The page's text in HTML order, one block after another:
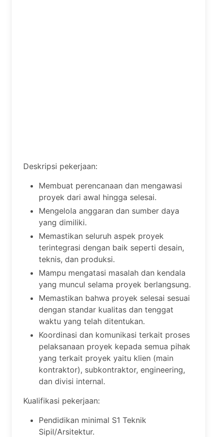
Deskripsi pekerjaan:
Membuat perencanaan dan mengawasi
proyek dari awal hingga selesai.
Mengelola anggaran dan sumber daya
yang dimiliki.
Memastikan seluruh aspek proyek
terintegrasi dengan baik seperti desain,
teknis, dan produksi.
Mampu mengatasi masalah dan kendala
yang muncul selama proyek berlangsung.
Memastikan bahwa proyek selesai sesuai
dengan standar kualitas dan tenggat
waktu yang telah ditentukan.
Koordinasi dan komunikasi terkait proses
pelaksanaan proyek kepada semua pihak
yang terkait proyek yaitu klien (main
kontraktor), subkontraktor, engineering,
dan divisi internal.
Kualifikasi pekerjaan:
Pendidikan minimal S1 Teknik
Sipil/Arsitektur.